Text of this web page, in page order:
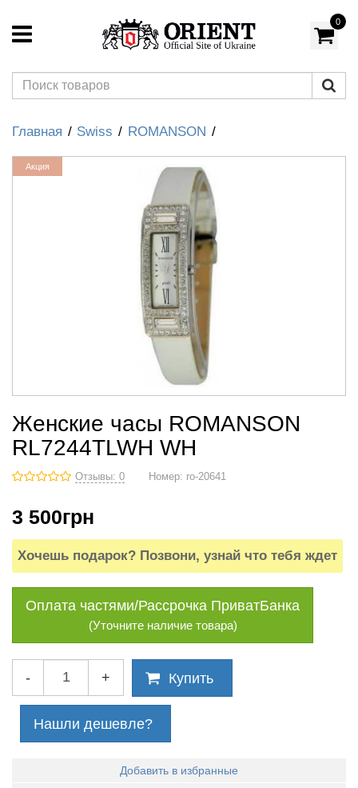
0
Главная Swiss ROMANSON
Акция
Женские часы ROMANSON
RL7244TLWH WH
Отзывы: 0 Номер: ro-20641
3 500грн
Хочешь подарок? Позвони, узнай что тебя ждет
Оплата частями/Рассрочка ПриватБанка
(Уточните наличие товара)
- + Купить
Нашли дешевле?
Добавить в избранные